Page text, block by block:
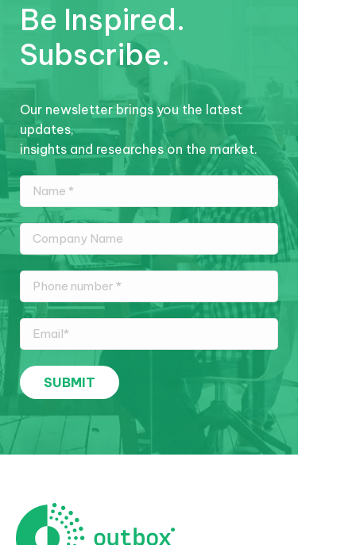
Be Inspired.
Subscribe.
Our newsletter brings you the latest
updates,
insights and researches on the market.